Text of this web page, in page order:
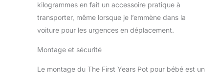
kilogrammes en fait un accessoire pratique à
transporter, même lorsque je l’emmène dans la
voiture pour les urgences en déplacement.
Montage et sécurité
Le montage du The First Years Pot pour bébé est un